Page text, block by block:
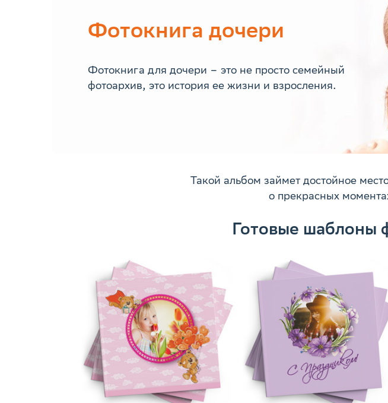
Фотокнига дочери
Фотокнига для дочери – это не просто семейный
фотоархив, это история ее жизни и взросления.
Такой альбом займет достойное
о прекрасных
Готовые шаблоны